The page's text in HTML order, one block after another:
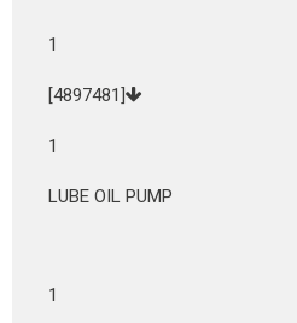
1
[4897481]
1
LUBE OIL PUMP
1